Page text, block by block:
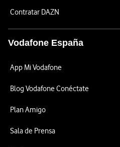
Contratar DAZN
Vodafone España
App Mi Vodafone
Blog Vodafone Conéctate
Plan Amigo
Sala de Prensa